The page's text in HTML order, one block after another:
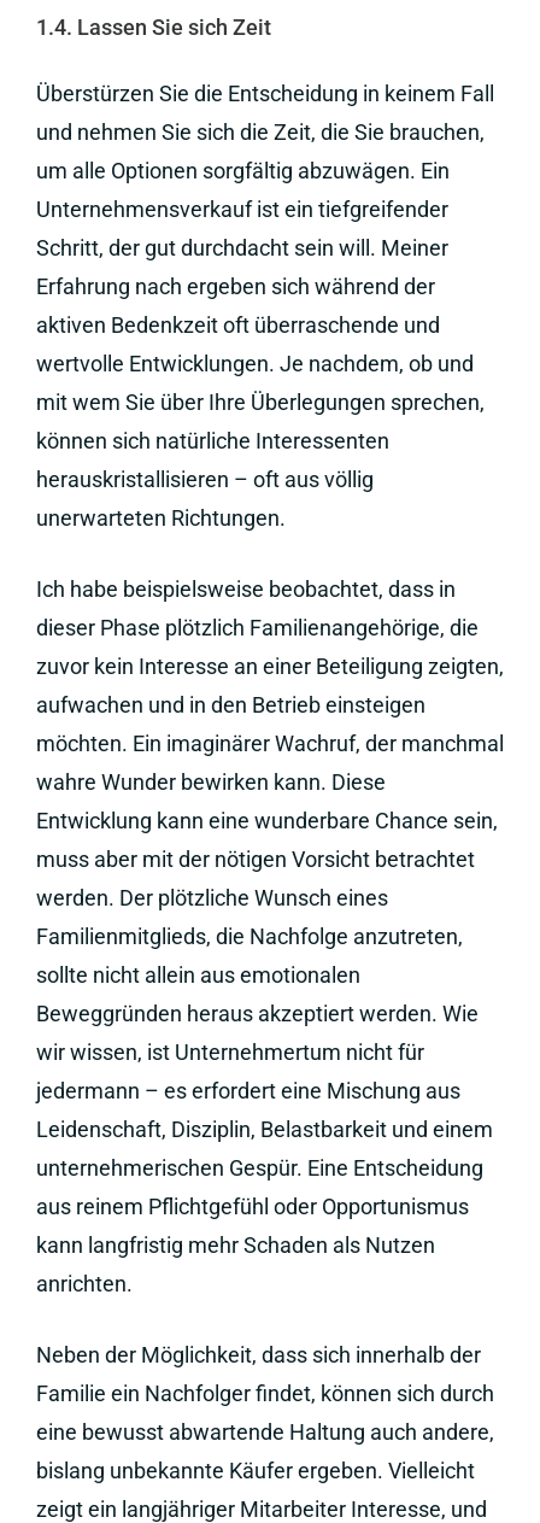
1.4. Lassen Sie sich Zeit
Überstürzen Sie die Entscheidung in keinem Fall
und nehmen Sie sich die Zeit, die Sie brauchen,
um alle Optionen sorgfältig abzuwägen. Ein
Unternehmensverkauf ist ein tiefgreifender
Schritt, der gut durchdacht sein will. Meiner
Erfahrung nach ergeben sich während der
aktiven Bedenkzeit oft überraschende und
wertvolle Entwicklungen. Je nachdem, ob und
mit wem Sie über Ihre Überlegungen sprechen,
können sich natürliche Interessenten
herauskristallisieren – oft aus völlig
unerwarteten Richtungen.
Ich habe beispielsweise beobachtet, dass in
dieser Phase plötzlich Familienangehörige, die
zuvor kein Interesse an einer Beteiligung zeigten,
aufwachen und in den Betrieb einsteigen
möchten. Ein imaginärer Wachruf, der manchmal
wahre Wunder bewirken kann. Diese
Entwicklung kann eine wunderbare Chance sein,
muss aber mit der nötigen Vorsicht betrachtet
werden. Der plötzliche Wunsch eines
Familienmitglieds, die Nachfolge anzutreten,
sollte nicht allein aus emotionalen
Beweggründen heraus akzeptiert werden. Wie
wir wissen, ist Unternehmertum nicht für
jedermann – es erfordert eine Mischung aus
Leidenschaft, Disziplin, Belastbarkeit und einem
unternehmerischen Gespür. Eine Entscheidung
aus reinem Pflichtgefühl oder Opportunismus
kann langfristig mehr Schaden als Nutzen
anrichten.
Neben der Möglichkeit, dass sich innerhalb der
Familie ein Nachfolger findet, können sich durch
eine bewusst abwartende Haltung auch andere,
bislang unbekannte Käufer ergeben. Vielleicht
zeigt ein langjähriger Mitarbeiter Interesse, und